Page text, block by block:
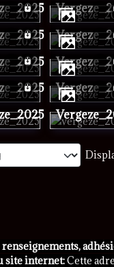
site internet:Cette